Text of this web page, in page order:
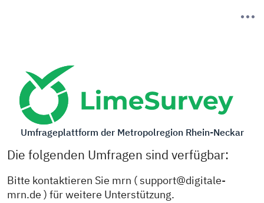
Umfrageplattform der Metropolregion Rhein-Neckar
Die folgenden Umfragen sind verfügbar:
Bitte kontaktieren Sie mrn ( support@digitale-
mrn.de ) für weitere Unterstützung.